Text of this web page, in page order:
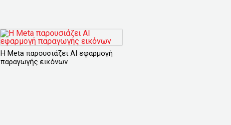
H Meta παρουσιάζει ΑΙ εφαρμογή
παραγωγής εικόνων